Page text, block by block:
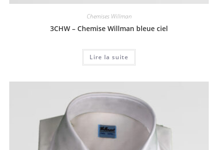
Chemises Willman
3CHW – Chemise Willman bleue ciel
Lire la suite